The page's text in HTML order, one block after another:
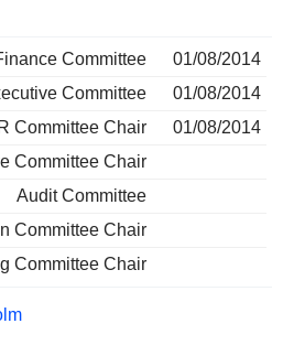
Committee
01/08/2014
Committee
01/08/2014
Committee Chair
01/08/2014
Committee Chair
Audit Committee
Committee Chair
Committee Chair